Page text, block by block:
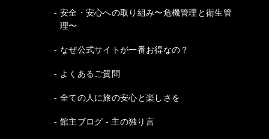
安全・安心への取り組み〜危機管理と衛生管
理〜
なぜ公式サイトが一番お得なの？
よくあるご質問
全ての人に旅の安心と楽しさを
館主ブログ - 主の独り言